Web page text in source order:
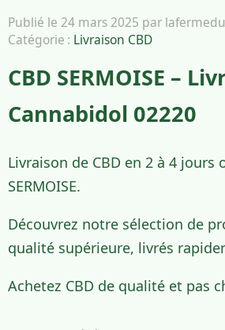
Publié le 24 mars 2025 par
Catégorie : Livraison CBD
CBD SERMOISE –
Cannabidol 02220
Livraison de CBD en 2 à 4 jours
SERMOISE.
Découvrez notre sélection de
qualité supérieure, livrés
Achetez CBD de qualité et pas